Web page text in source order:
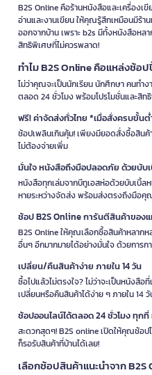
B2S Online คือร้านหนังสือและเครื่องเ
อ่านและงานเขียน ให้คุณรู้สึกเหมือนมีร้
ออกจากบ้าน เพราะ b2s มีทั้งหนังสือห
สิทธิพิเศษที่ไม่ควรพลาด!
ทำไม B2S Online คือแหล่งช้
ไม่ว่าคุณจะเป็นนักเรียน นักศึกษา คนท
ตลอด 24 ชั่วโมง พร้อมโปรโมชั่นและสิท
ฟรี! ค่าจัดส่งทั่วไทย *เมื่อสั่งครบขั้น
ช้อปเพลินเกินคุ้ม! เพียงมียอดสั่งซื้อสิน
ไม่ต้องจ่ายเพิ่ม
มั่นใจ หนังสือถึงมือปลอดภัย ด้วยบับ
หนังสือทุกเล่มจากบีทูเอสห่อด้วยบับเบิ้ล
หายระหว่างจัดส่ง พร้อมส่งตรงถึงมือ
ช้อป B2S Online การันตีสินค้าของแ
B2S Online ให้คุณเลือกซื้อสินค้าหลากห
อื่นๆ อีกมากมายได้อย่างมั่นใจ ด้วยการ
เปลี่ยน/คืนสินค้าง่าย ภายใน 14 วัน
ซื้อไปแล้วไม่ตรงใจ? ไม่ว่าจะเป็นหนัง
เปลี่ยนหรือคืนสินค้าได้ง่าย ๆ ภายใน 14
ช้อปออนไลน์ได้ตลอด 24 ชั่วโมง ทุกที่
สะดวกสุดๆ! B2S online เปิดให้คุณช้อ
ก็รอรับสินค้าที่บ้านได้เลย!
เลือกช้อปสินค้าแนะนำจาก B2S